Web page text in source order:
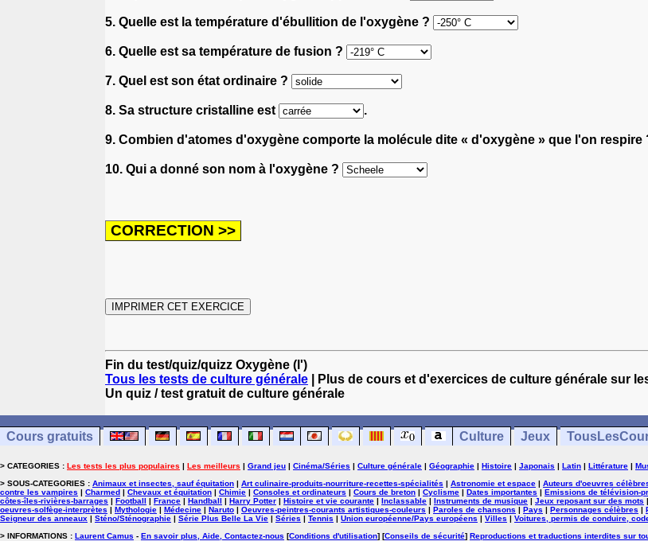
5. Quelle est la température d'ébullition de l'oxygène ?
6. Quelle est sa température de fusion ?
7. Quel est son état ordinaire ?
8. Sa structure cristalline est .
9. Combien d'atomes d'oxygène comporte la molécule dite « d'oxygène » que l'on respire
10. Qui a donné son nom à l'oxygène ?
Fin du test/quiz/quizz Oxygène (l')
Tous les tests de culture générale | Plus de cours et d'exercices de culture générale sur
Un quiz / test gratuit de culture générale
Cours gratuits Culture Jeux
> CATEGORIES : Les tests les plus populaires | Les meilleurs | Grand jeu | Cinéma/Séries | Culture générale | Géographie | Histoire | Japonais | Latin | Littérature |
> SOUS-CATEGORIES : Animaux et insectes, sauf équitation | Art culinaire-produits-nourriture-recettes-spécialités | Astronomie et espace | Auteurs d'oeuvres
contre les vampires | Charmed | Chevaux et équitation | Chimie | Consoles et ordinateurs | Cours de breton | Cyclisme | Dates importantes | Emissions de télévision-
côtes-îles-rivières-barrages | Football | France | Handball | Harry Potter | Histoire et vie courante | Inclassable | Instruments de musique | Jeux reposant sur des mots |
oeuvres-solfège-interprètes | Mythologie | Médecine | Naruto | Oeuvres-peintres-courants artistiques-couleurs | Paroles de chansons | Pays | Personnages célèbres |
Seigneur des anneaux | Sténo/Sténographie | Série Plus Belle La Vie | Séries | Tennis | Union européenne/Pays européens | Villes | Voitures, permis de conduire,
> INFORMATIONS : Laurent Camus - En savoir plus, Aide, Contactez-nous [Conditions d'utilisation] [Conseils de sécurité] Reproductions et traductions interdites sur